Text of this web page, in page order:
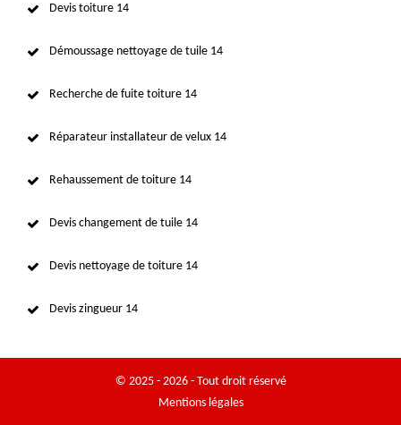
Devis toiture 14
Démoussage nettoyage de tuile 14
Recherche de fuite toiture 14
Réparateur installateur de velux 14
Rehaussement de toiture 14
Devis changement de tuile 14
Devis nettoyage de toiture 14
Devis zingueur 14
© 2025 - 2026 - Tout droit réservé
Mentions légales